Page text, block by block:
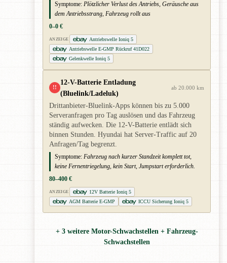
Symptome: Plötzlicher Verlust des Antriebs, Geräusche aus
dem Antriebsstrang, Fahrzeug rollt aus
0–0 €
ANZEIGE
Antriebswelle Ioniq 5
Antriebswelle E-GMP Rückruf 41D022
Gelenkwelle Ioniq 5
!!
12-V-Batterie Entladung
(Bluelink/Ladeluk)
ab 20.000 km
Drittanbieter-Bluelink-Apps können bis zu 5.000
Serveranfragen pro Tag auslösen und das Fahrzeug
ständig aufwecken. Die 12-V-Batterie entlädt sich
binnen Stunden. Hyundai hat Server-Traffic auf 20
Anfragen/Tag begrenzt.
Symptome: Fahrzeug nach kurzer Standzeit komplett tot,
keine Fernentriegelung, kein Start, Jumpstart erforderlich.
80–400 €
ANZEIGE
12V Batterie Ioniq 5
AGM Batterie E-GMP
ICCU Sicherung Ioniq 5
+ 3 weitere Motor-Schwachstellen + Fahrzeug-
Schwachstellen